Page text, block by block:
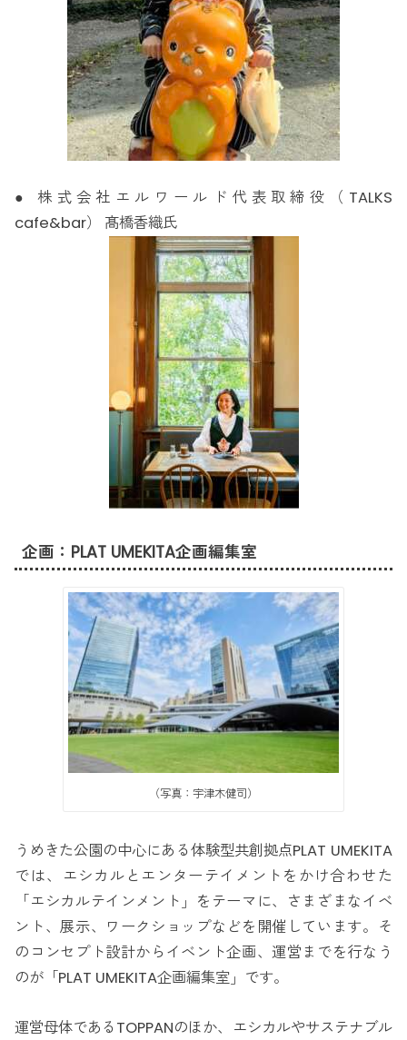
● 株式会社エルワールド代表取締役（TALKS
cafe&bar） 髙橋香織氏
企画：PLAT UMEKITA企画編集室
（写真：宇津木健司）
うめきた公園の中心にある体験型共創拠点PLAT UMEKITA
では、エシカルとエンターテイメントをかけ合わせた
「エシカルテインメント」をテーマに、さまざまなイベ
ント、展示、ワークショップなどを開催しています。そ
のコンセプト設計からイベント企画、運営までを行なう
のが「PLAT UMEKITA企画編集室」です。
運営母体であるTOPPANのほか、エシカルやサステナブル